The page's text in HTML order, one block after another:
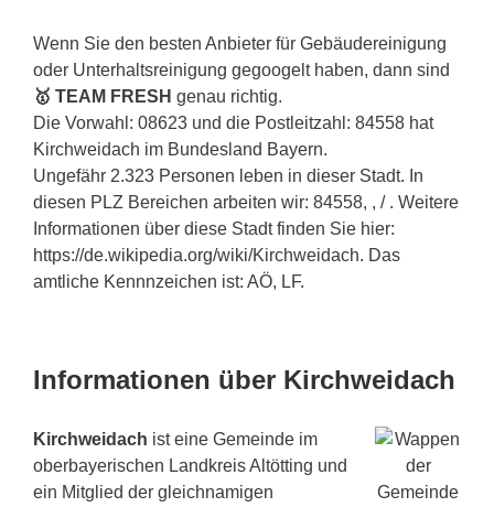
Wenn Sie den besten Anbieter für Gebäudereinigung
oder Unterhaltsreinigung gegoogelt haben, dann sind
🥇 TEAM FRESH genau richtig.
Die Vorwahl: 08623 und die Postleitzahl: 84558 hat
Kirchweidach im Bundesland Bayern.
Ungefähr 2.323 Personen leben in dieser Stadt. In
diesen PLZ Bereichen arbeiten wir: 84558, , / . Weitere
Informationen über diese Stadt finden Sie hier:
https://de.wikipedia.org/wiki/Kirchweidach. Das
amtliche Kennnzeichen ist: AÖ, LF.
Informationen über Kirchweidach
Kirchweidach ist eine Gemeinde im
oberbayerischen Landkreis Altötting und
ein Mitglied der gleichnamigen